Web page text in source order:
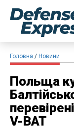
Головна Новини
Польща
V-BAT